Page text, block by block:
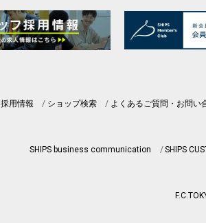
採用情報 ショップ検索 よくあるご質問・お問い
SHIPS business communication SHIPS